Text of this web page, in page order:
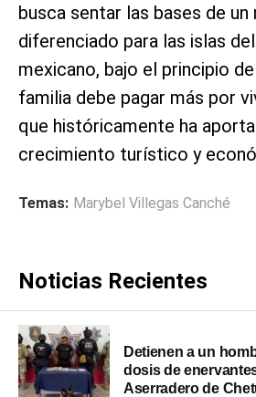
busca sentar las bases de
diferenciado para las islas
mexicano, bajo el principio
familia debe pagar más por
que históricamente ha
crecimiento turístico y
Temas: Marybel Villegas Canché
Noticias Recientes
Detienen a un
dosis de
Aserradero de